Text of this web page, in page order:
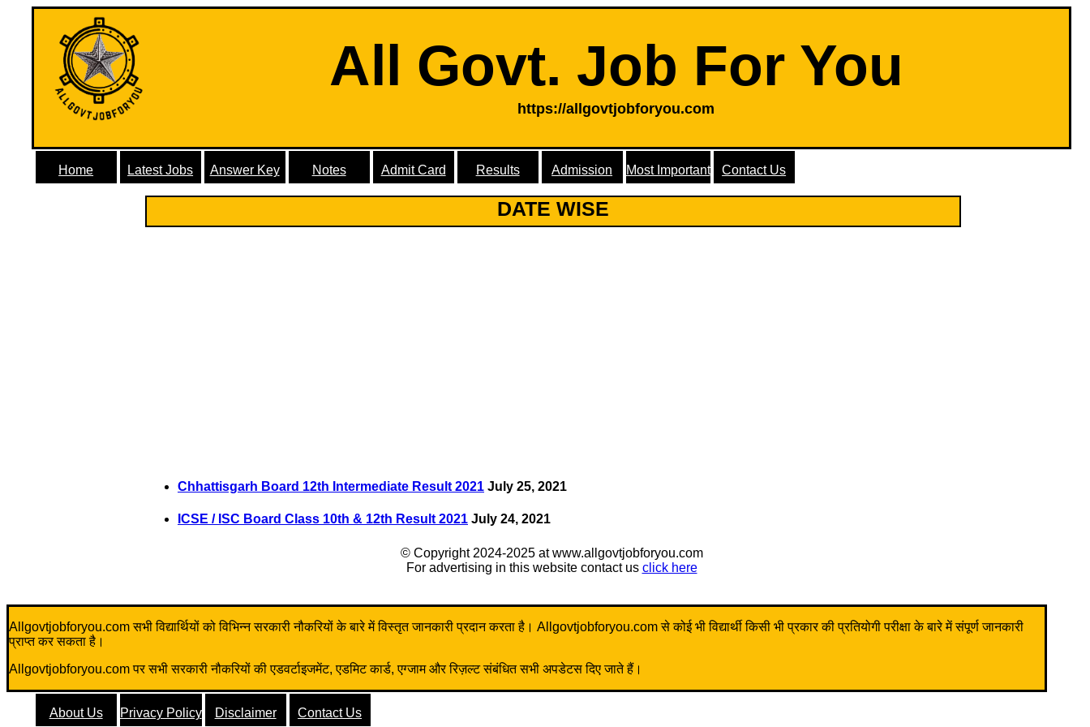
All Govt. Job For You
https://allgovtjobforyou.com
Home Latest Jobs Answer Key Notes Admit Card Results Admission Most Important Contact Us
DATE WISE
Chhattisgarh Board 12th Intermediate Result 2021 July 25, 2021
ICSE / ISC Board Class 10th & 12th Result 2021 July 24, 2021
© Copyright 2024-2025 at www.allgovtjobforyou.com
For advertising in this website contact us click here
Allgovtjobforyou.com सभी विद्यार्थियों को विभिन्न सरकारी नौकरियों के बारे में विस्तृत जानकारी प्रदान करता है। Allgovtjobforyou.com से कोई भी विद्यार्थी किसी भी प्रकार की प्रतियोगी परीक्षा के बारे में संपूर्ण जानकारी
प्राप्त कर सकता है।
Allgovtjobforyou.com पर सभी सरकारी नौकरियों की एडवर्टाइजमेंट, एडमिट कार्ड, एग्जाम और रिज़ल्ट संबंधित सभी अपडेटस दिए जाते हैं।
About Us Privacy Policy Disclaimer Contact Us